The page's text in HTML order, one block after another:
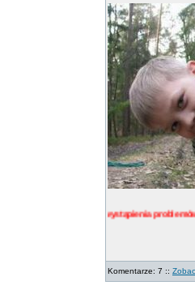
Uwaga! W przypadku wystąpienia problemów z
Komentarze: 7 ::